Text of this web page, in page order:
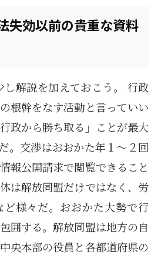
失効以前の貴重な資料
し解説を加えておこう。 行政
根幹をなす活動と言っていい
政から勝ち取る」ことが最大
。交渉はおおかた年１～２回
報公開請求で閲覧できること
は解放同盟だけではなく、労
様々だ。おおかた大勢で行
囲する。解放同盟は地方の自
央本部の役員と各都道府県の